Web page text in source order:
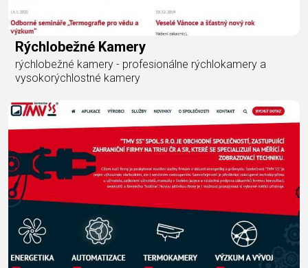
Rýchlobežné Kamery
rýchlobežné kamery - profesionálne rýchlokamery a
vysokorýchlostné kamery